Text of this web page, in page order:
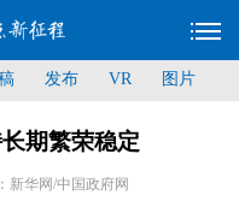
发布 VR 图片
期繁荣稳定
新华网/中国政府网